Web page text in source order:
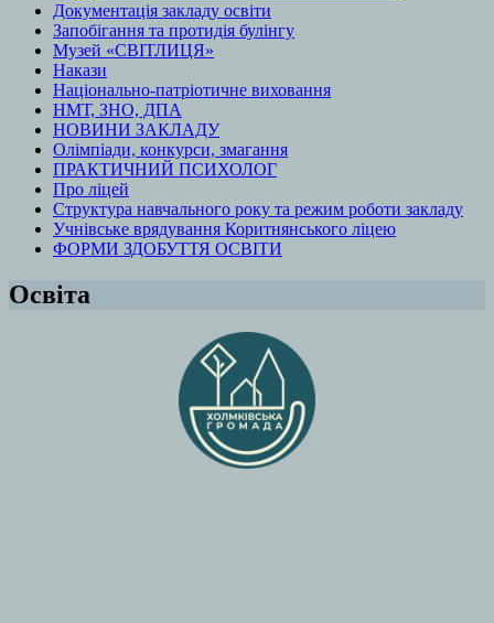
Документація закладу освіти
Запобігання та протидія булінгу
Музей «СВІТЛИЦЯ»
Накази
Національно-патріотичне виховання
НМТ, ЗНО, ДПА
НОВИНИ ЗАКЛАДУ
Олімпіади, конкурси, змагання
ПРАКТИЧНИЙ ПСИХОЛОГ
Про ліцей
Структура навчального року та режим роботи закладу
Учнівське врядування Коритнянського ліцею
ФОРМИ ЗДОБУТТЯ ОСВІТИ
Освіта